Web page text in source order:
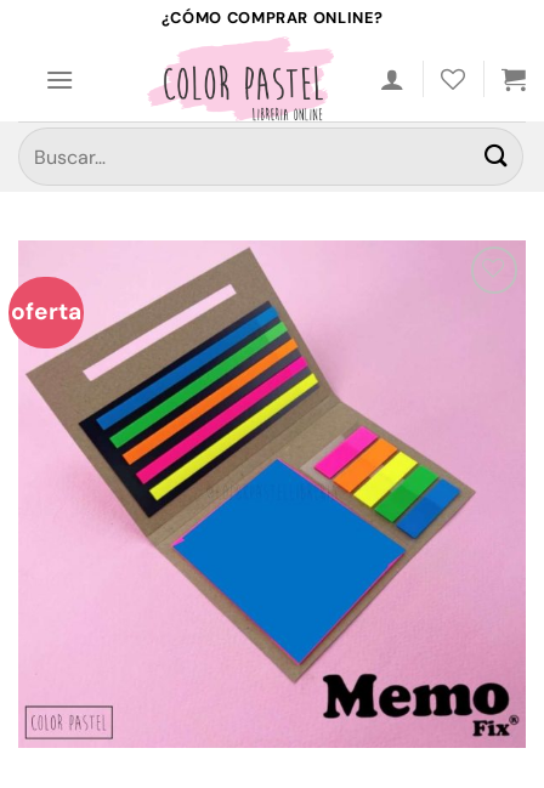
contenido
¿CÓMO COMPRAR ONLINE?
Buscar
por:
oferta